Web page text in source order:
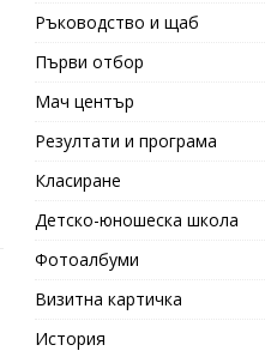
Ръководство и щаб
Първи отбор
Мач център
Резултати и програма
Класиране
Детско-юношеска школа
Фотоалбуми
Визитна картичка
История